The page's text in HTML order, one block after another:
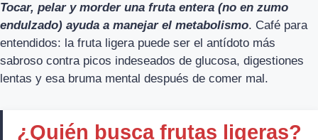
Tocar, pelar y morder una fruta entera (no en zumo
endulzado) ayuda a manejar el metabolismo. Café para
entendidos: la fruta ligera puede ser el antídoto más
sabroso contra picos indeseados de glucosa, digestiones
lentas y esa bruma mental después de comer mal.
¿Quién busca frutas ligeras?